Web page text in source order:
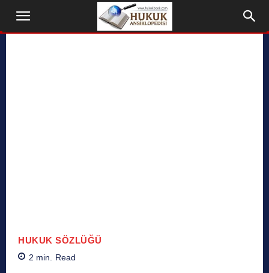
HUKUK SÖZLÜĞÜ
2 min. Read